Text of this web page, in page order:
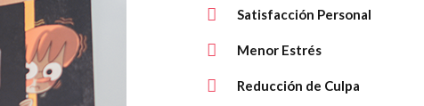
Satisfacción Personal
Menor Estrés
Reducción de Culpa